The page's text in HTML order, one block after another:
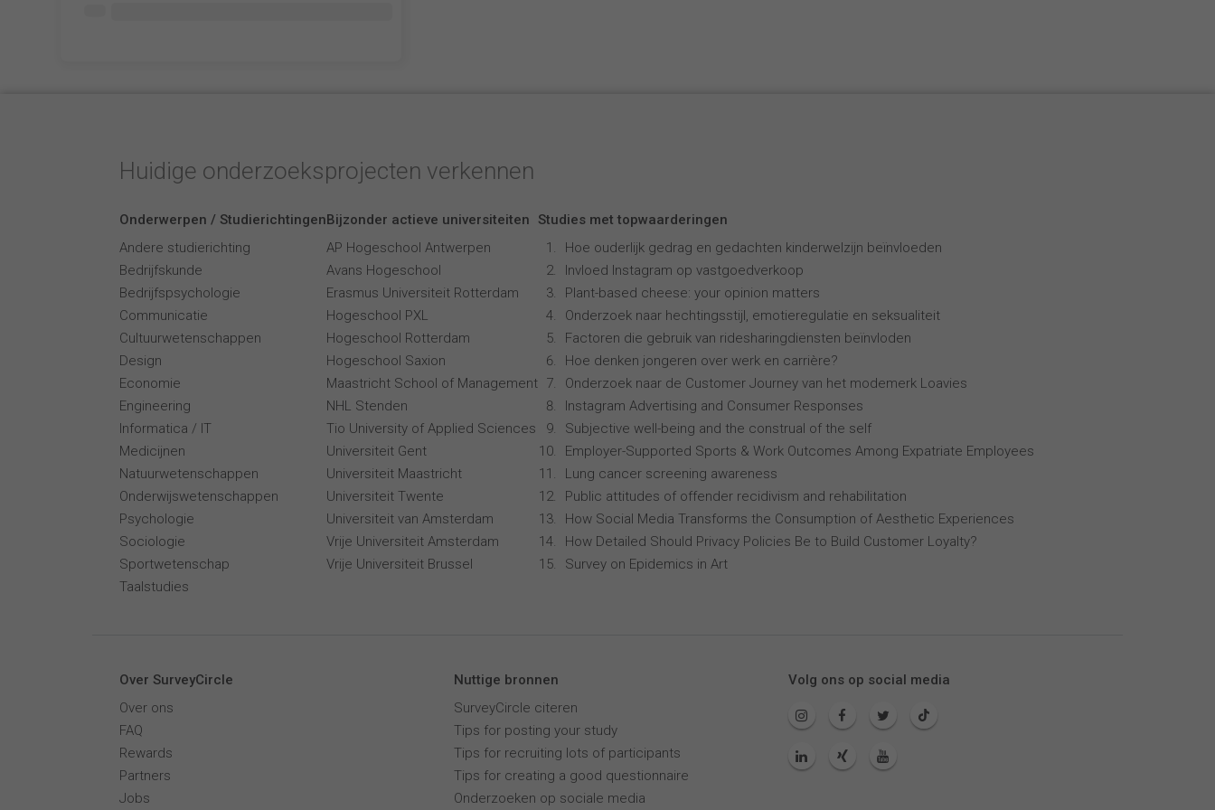
Huidige onderzoeksprojecten verkennen
Onderwerpen / Studierichtingen
Andere studierichting
Bedrijfskunde
Bedrijfspsychologie
Communicatie
Cultuurwetenschappen
Design
Economie
Engineering
Informatica / IT
Medicijnen
Natuurwetenschappen
Onderwijswetenschappen
Psychologie
Sociologie
Sportwetenschap
Taalstudies
Bijzonder actieve universiteiten
AP Hogeschool Antwerpen
Avans Hogeschool
Erasmus Universiteit Rotterdam
Hogeschool PXL
Hogeschool Rotterdam
Hogeschool Saxion
Maastricht School of Management
NHL Stenden
Tio University of Applied Sciences
Universiteit Gent
Universiteit Maastricht
Universiteit Twente
Universiteit van Amsterdam
Vrije Universiteit Amsterdam
Vrije Universiteit Brussel
Studies met topwaarderingen
Hoe ouderlijk gedrag en gedachten kinderwelzijn beïnvloeden
Invloed Instagram op vastgoedverkoop
Plant-based cheese: your opinion matters
Onderzoek naar hechtingsstijl, emotieregulatie en seksualiteit
Factoren die gebruik van ridesharingdiensten beïnvloden
Hoe denken jongeren over werk en carrière?
Onderzoek naar de Customer Journey van het modemerk Loavies
Instagram Advertising and Consumer Responses
Subjective well-being and the construal of the self
Employer-Supported Sports & Work Outcomes Among Expatriate Employees
Lung cancer screening awareness
Public attitudes of offender recidivism and rehabilitation
How Social Media Transforms the Consumption of Aesthetic Experiences
How Detailed Should Privacy Policies Be to Build Customer Loyalty?
Survey on Epidemics in Art
Over SurveyCircle
Over ons
FAQ
Rewards
Partners
Jobs
Nuttige bronnen
SurveyCircle citeren
Tips for posting your study
Tips for recruiting lots of participants
Tips for creating a good questionnaire
Onderzoeken op sociale media
Volg ons op social media